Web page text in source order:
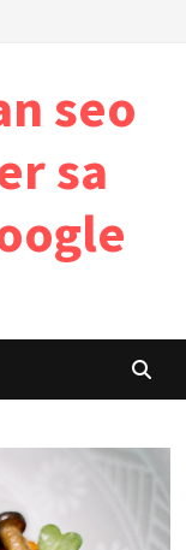
seo
sa